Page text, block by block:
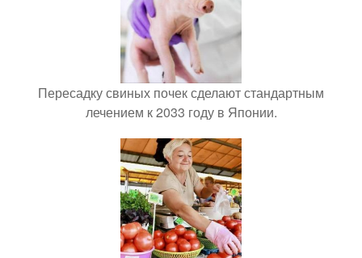
Пересадку свиных почек сделают стандартным
лечением к 2033 году в Японии.